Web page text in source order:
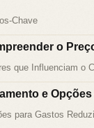
Chave
o
que Influenciam o
e
para Gastos